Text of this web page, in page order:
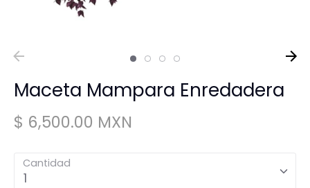
Maceta Mampara Enredadera
$ 6,500.00 MXN
Cantidad
1